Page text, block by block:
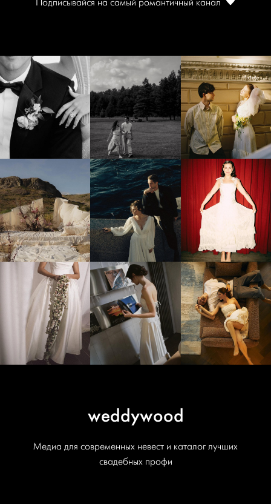
Подписывайся на самый романтичный канал
weddywood
Медиа для современных невест и каталог лучших
свадебных профи